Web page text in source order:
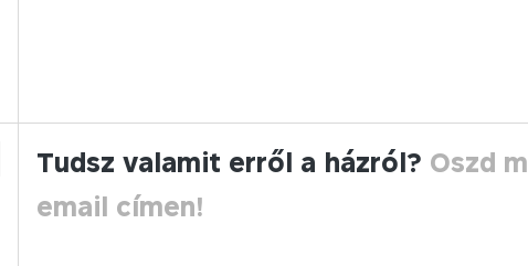
Tudsz valamit erről a házról? Oszd
email címen!